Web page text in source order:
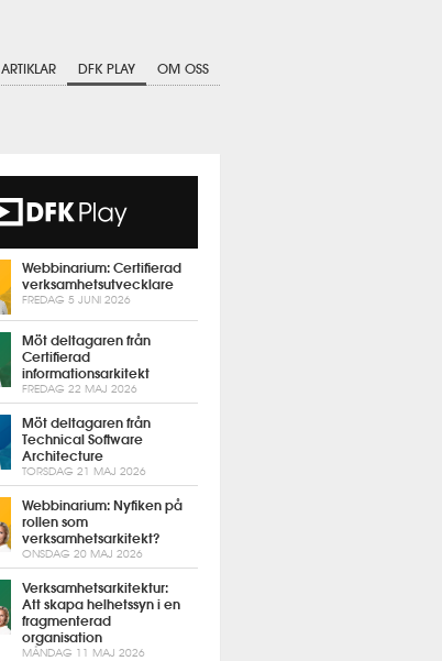
ARTIKLAR DFK PLAY OM OSS
Webbinarium: Certifierad
verksamhetsutvecklare
FREDAG 5 JUNI 2026
Möt deltagaren från
Certifierad
informationsarkitekt
FREDAG 22 MAJ 2026
Möt deltagaren från
Technical Software
Architecture
TORSDAG 21 MAJ 2026
Webbinarium: Nyfiken på
rollen som
verksamhetsarkitekt?
ONSDAG 20 MAJ 2026
Verksamhetsarkitektur:
Att skapa helhetssyn i en
fragmenterad
organisation
MÅNDAG 11 MAJ 2026